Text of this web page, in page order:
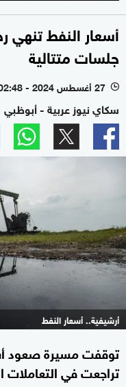
جلسات متتالية
l 27 أغسطس 2024 - 02:48 بتوقيت أبوظبي
سكاي نيوز عربية - أبوظبي
أرشيفية.. أسعار النفط
توقفت مسيرة صعود
تراجعت في التعاملات